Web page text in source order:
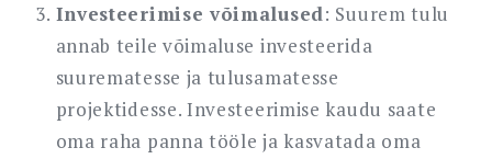
Investeerimise võimalused: Suurem tulu
annab teile võimaluse investeerida
suurematesse ja tulusamatesse
projektidesse. Investeerimise kaudu saate
oma raha panna tööle ja kasvatada oma